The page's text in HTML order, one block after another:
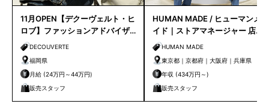
11月OPEN【デクーヴェルト・ヒ
ロブ】ファッションアドバイザ
ー｜天神店
DECOUVERTE
福岡県
月給 (24万円～44万円)
販売スタッフ
HUMAN MADE / ヒューマンメ
イド｜ストアマネージャー 店長
候補HUMAN MADE
東京都｜京都府｜大阪府｜兵庫県
年収 (434万円～)
販売スタッフ